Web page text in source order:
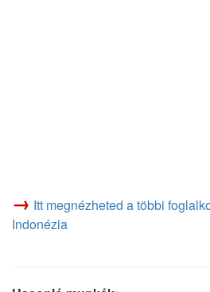
→ Itt megnézheted a többi
Indonézia